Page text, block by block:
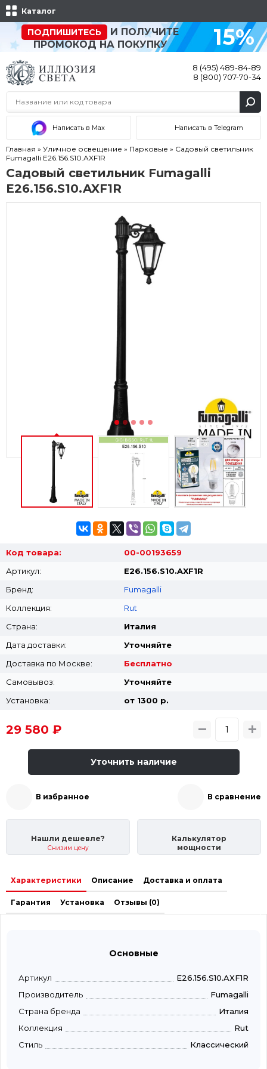
Каталог
ПОДПИШИТЕСЬ
И ПОЛУЧИТЕ
ПРОМОКОД НА ПОКУПКУ
15%
8 (495) 489-84-89
8 (800) 707-70-34
Написать в Max Написать в Telegram
Главная » Уличное освещение » Парковые » Садовый светильник
Fumagalli E26.156.S10.AXF1R
Садовый светильник Fumagalli
E26.156.S10.AXF1R
Код товара:
00-00193659
Артикул:
E26.156.S10.AXF1R
Бренд:
Fumagalli
Коллекция:
Rut
Страна:
Италия
Дата доставки:
Уточняйте
Доставка по Москве:
Бесплатно
Самовывоз:
Уточняйте
Установка:
от 1300 p.
29 580 ₽
Уточнить наличие
В избранное В сравнение
Нашли дешевле?
Снизим цену
Калькулятор
мощности
Характеристики Описание Доставка и оплата
Гарантия Установка Отзывы (0)
Основные
Артикул
E26.156.S10.AXF1R
Производитель
Fumagalli
Страна бренда
Италия
Коллекция
Rut
Стиль
Классический